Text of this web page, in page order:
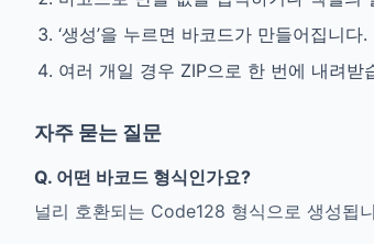
‘생성’을 누르면 바코드가 만들어집니다.
여러 개일 경우 ZIP으로 한 번에 내려받
자주 묻는 질문
Q. 어떤 바코드 형식인가요?
널리 호환되는 Code128 형식으로 생성됩